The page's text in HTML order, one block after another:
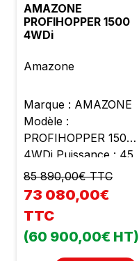
AMAZONE
PROFIHOPPER 1500
4WDi
Amazone
Marque : AMAZONE
Modèle :
PROFIHOPPER 1500
4WDi Puissance : 45
cv Moteur Diésel
Yanmar 4 cylindre
Cylindrée : 2190 cc
Poids : 2400 kg
Largeur de travail :
1m50 Rotor SmartCut
85 890,00€ TTC
73 080,00€
TTC
(60 900,00€ HT)